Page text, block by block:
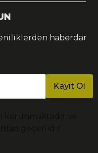
haberdar
Kayıt Ol